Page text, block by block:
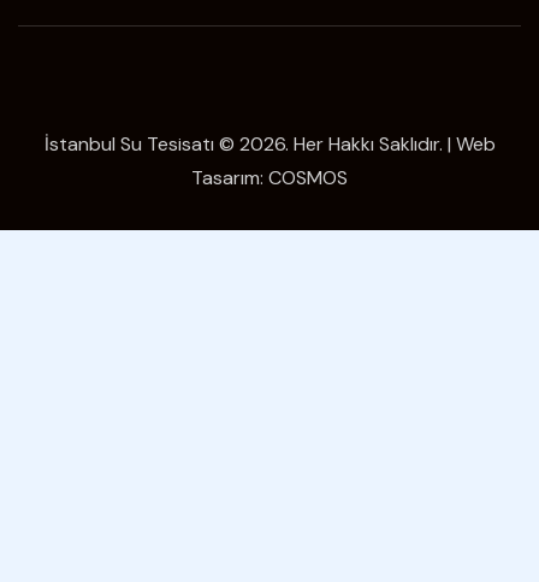
İstanbul Su Tesisatı © 2026. Her Hakkı Saklıdır. | Web
Tasarım: COSMOS